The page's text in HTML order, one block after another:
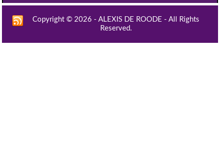
Copyright © 2026 - ALEXIS DE ROODE - All Rights
Reserved.